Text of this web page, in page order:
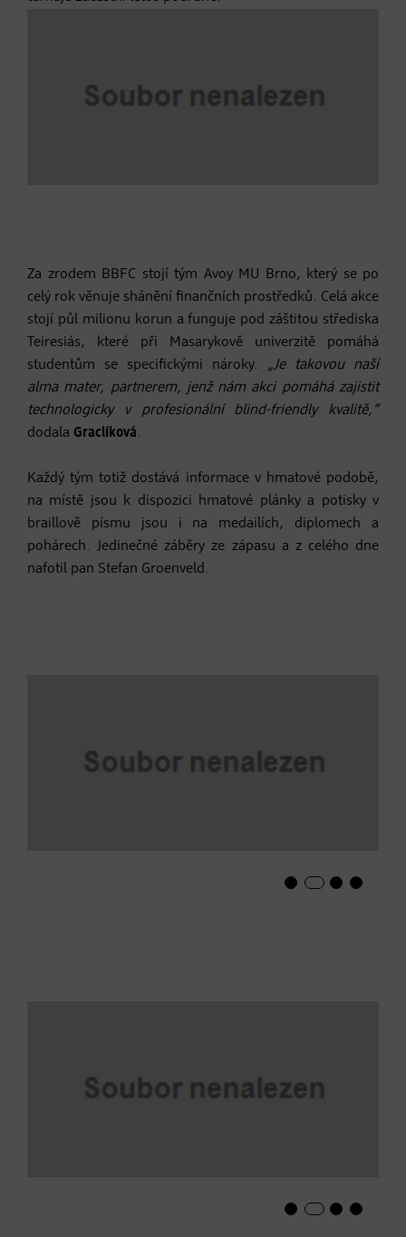
Za zrodem BBFC stojí tým Avoy MU Brno, který se po
celý rok věnuje shánění finančních prostředků. Celá akce
stojí půl milionu korun a funguje pod záštitou střediska
Teiresiás, které při Masarykově univerzitě pomáhá
studentům se specifickými nároky.
„Je takovou naší
alma mater, partnerem, jenž nám akci pomáhá zajistit
technologicky v profesionální blind-friendly kvalitě,“
dodala Graclíková.
Každý tým totiž dostává informace v hmatové podobě,
na místě jsou k dispozici hmatové plánky a potisky v
braillově písmu jsou i na medailích, diplomech a
pohárech. Jedinečné záběry ze zápasu a z celého dne
nafotil pan Stefan Groenveld.